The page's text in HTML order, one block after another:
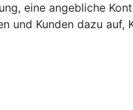
eine angebliche
und Kunden dazu